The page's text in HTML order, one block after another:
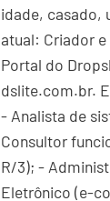
idade, casado,
atual: Criador
Portal do
dslite.com.br.
- Analista de
Consultor
R/3); -
Eletrônico (e-